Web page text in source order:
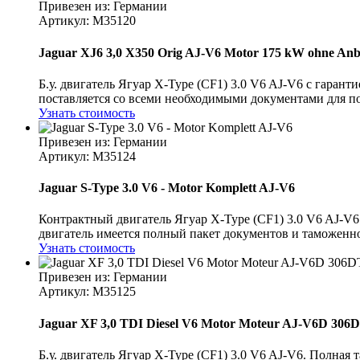
Привезен из: Германии
Артикул: M35120
Jaguar XJ6 3,0 X350 Orig AJ-V6 Motor 175 kW ohne
Б.у. двигатель Ягуар X-Type (CF1) 3.0 V6 AJ-V6 с
поставляется со всеми необходимыми документами для
Узнать стоимость
Привезен из: Германии
Артикул: M35124
Jaguar S-Type 3.0 V6 - Motor Komplett AJ-V6
Контрактный двигатель Ягуар X-Type (CF1) 3.0 V6 AJ-
двигатель имеется полный пакет документов и
Узнать стоимость
Привезен из: Германии
Артикул: M35125
Jaguar XF 3,0 TDI Diesel V6 Motor Moteur AJ-V6D
Б.у. двигатель Ягуар X-Type (CF1) 3.0 V6 AJ-V6. Полная